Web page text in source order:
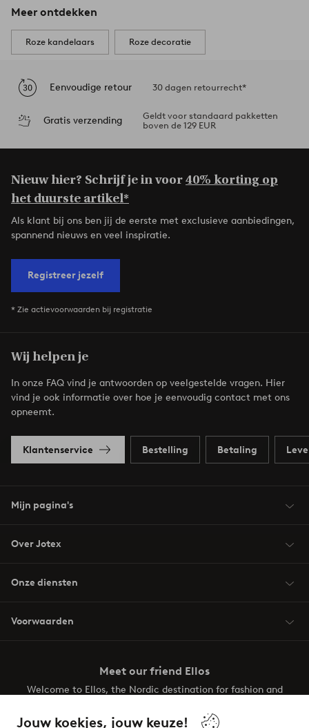
Jouw koekjes, jouw keuze!
Meer ontdekken
Roze kandelaars Roze decoratie
Eenvoudige retour 30 dagen retourrecht*
Gratis verzending
Geldt voor standaard pakketten
boven de 129 EUR
Nieuw hier? Schrijf je in voor40% korting op
het duurste artikel*
Als klant bij ons ben jij de eerste met exclusieve aanbiedingen,
spannend nieuws en veel inspiratie.
Registreer jezelf
* Zie actievoorwaarden bij registratie
Wij helpen je
In onze FAQ vind je antwoorden op veelgestelde vragen. Hier
vind je ook informatie over hoe je eenvoudig contact met ons
opneemt.
Klantenservice Bestelling Betaling
Mijn pagina's
Over Jotex
Onze diensten
Voorwaarden
Meet our friend Ellos
Welcome to Ellos, the Nordic destination for fashion and
your wardrobe. Your next inspiring look is here!